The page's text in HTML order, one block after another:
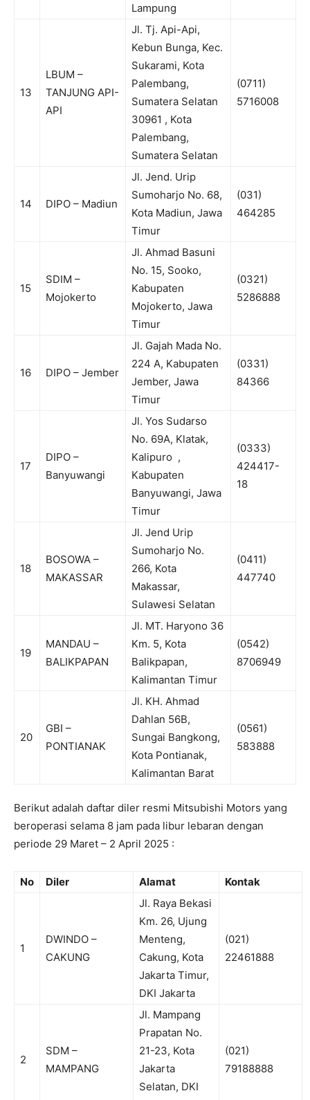
Lampung
13
LBUM –
TANJUNG API-
API
Jl. Tj. Api-Api,
Kebun Bunga, Kec.
Sukarami, Kota
Palembang,
Sumatera Selatan
30961 , Kota
Palembang,
Sumatera Selatan
(0711)
5716008
14 DIPO – Madiun
Jl. Jend. Urip
Sumoharjo No. 68,
Kota Madiun, Jawa
Timur
(031)
464285
15
SDIM –
Mojokerto
Jl. Ahmad Basuni
No. 15, Sooko,
Kabupaten
Mojokerto, Jawa
Timur
(0321)
5286888
16 DIPO – Jember
Jl. Gajah Mada No.
224 A, Kabupaten
Jember, Jawa
Timur
(0331)
84366
17
DIPO –
Banyuwangi
Jl. Yos Sudarso
No. 69A, Klatak,
Kalipuro ,
Kabupaten
Banyuwangi, Jawa
Timur
(0333)
424417-
18
18
BOSOWA –
MAKASSAR
Jl. Jend Urip
Sumoharjo No.
266, Kota
Makassar,
Sulawesi Selatan
(0411)
447740
19
MANDAU –
BALIKPAPAN
Jl. MT. Haryono 36
Km. 5, Kota
Balikpapan,
Kalimantan Timur
(0542)
8706949
20
GBI –
PONTIANAK
Jl. KH. Ahmad
Dahlan 56B,
Sungai Bangkong,
Kota Pontianak,
Kalimantan Barat
(0561)
583888
Berikut adalah daftar diler resmi Mitsubishi Motors yang
beroperasi selama 8 jam pada libur lebaran dengan
periode 29 Maret – 2 April 2025 :
No Diler Alamat Kontak
1
DWINDO –
CAKUNG
Jl. Raya Bekasi
Km. 26, Ujung
Menteng,
Cakung, Kota
Jakarta Timur,
DKI Jakarta
(021)
22461888
2
SDM –
MAMPANG
Jl. Mampang
Prapatan No.
21-23, Kota
Jakarta
Selatan, DKI
(021)
79188888